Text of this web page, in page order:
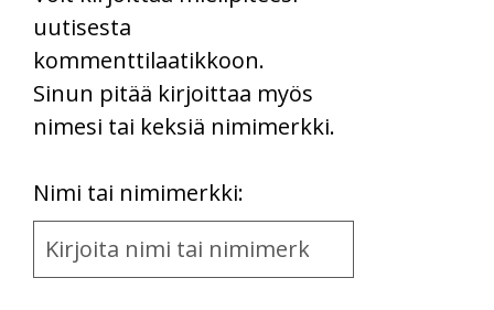
uutisesta
kommenttilaatikkoon.
Sinun pitää kirjoittaa myös
nimesi tai keksiä nimimerkki.
Nimi tai nimimerkki:
Name
and